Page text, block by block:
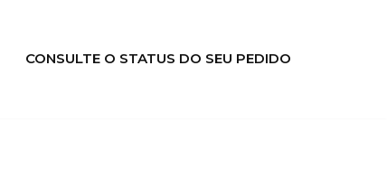
CONSULTE O STATUS DO SEU PEDIDO